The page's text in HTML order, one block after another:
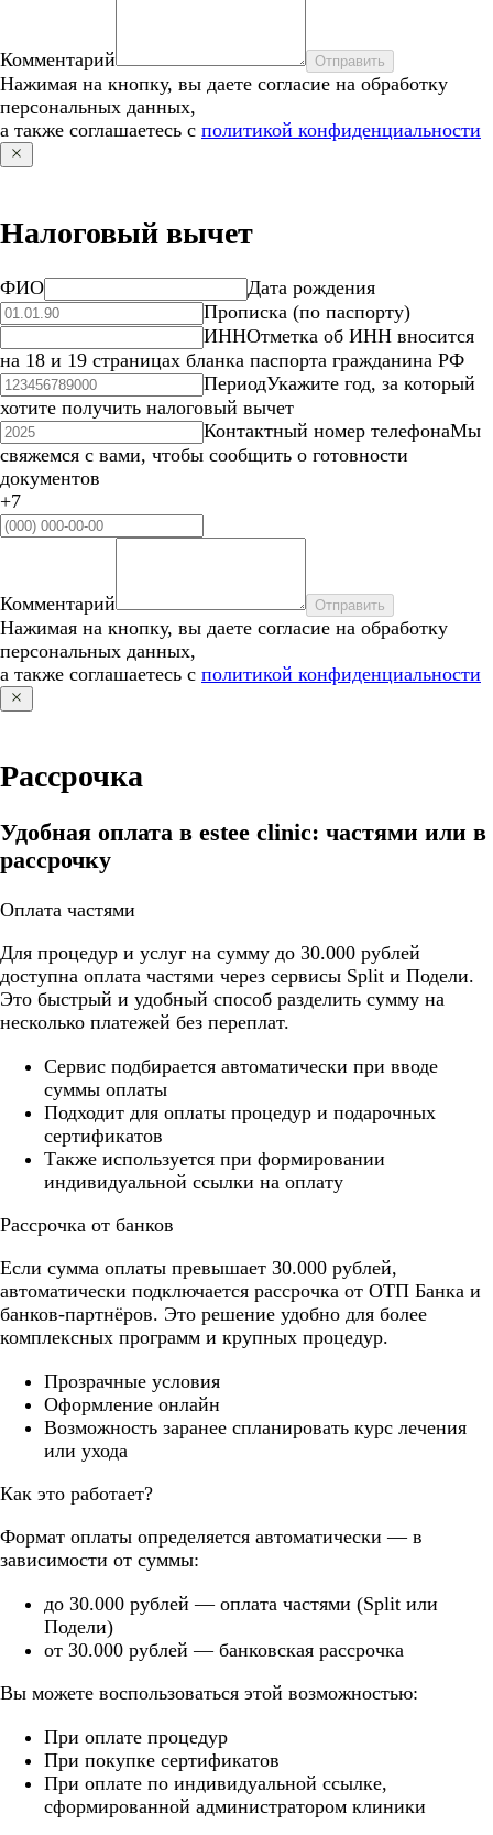
Комментарий Отправить
Нажимая на кнопку, вы даете согласие на обработку
персональных данных,
а также соглашаетесь с политикой конфиденциальности
Налоговый вычет
ФИО
Дата рождения
Прописка (по паспорту)
ИННОтметка об ИНН вносится
на 18 и 19 страницах бланка паспорта гражданина РФ
ПериодУкажите год, за который
хотите получить налоговый вычет
Контактный номер телефонаМы
свяжемся с вами, чтобы сообщить о готовности
документов
+7
Комментарий Отправить
Нажимая на кнопку, вы даете согласие на обработку
персональных данных,
а также соглашаетесь с политикой конфиденциальности
Рассрочка
Удобная оплата в estee clinic: частями или в
рассрочку
Оплата частями
Для процедур и услуг на сумму до 30.000 рублей
доступна оплата частями через сервисы Split и Подели.
Это быстрый и удобный способ разделить сумму на
несколько платежей без переплат.
Cервис подбирается автоматически при вводе
суммы оплаты
Подходит для оплаты процедур и подарочных
сертификатов
Также используется при формировании
индивидуальной ссылки на оплату
Рассрочка от банков
Если сумма оплаты превышает 30.000 рублей,
автоматически подключается рассрочка от ОТП Банка и
банков-партнёров. Это решение удобно для более
комплексных программ и крупных процедур.
Прозрачные условия
Оформление онлайн
Возможность заранее спланировать курс лечения
или ухода
Как это работает?
Формат оплаты определяется автоматически — в
зависимости от суммы:
до 30.000 рублей — оплата частями (Split или
Подели)
от 30.000 рублей — банковская рассрочка
Вы можете воспользоваться этой возможностью:
При оплате процедур
При покупке сертификатов
При оплате по индивидуальной ссылке,
сформированной администратором клиники